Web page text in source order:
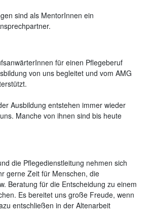
sind als MentorInnen ein
für einen Pflegeberuf
von uns begleitet und vom AMG
Ausbildung entstehen immer wieder
Manche von ihnen sind bis heute
die Pflegedienstleitung nehmen sich
gerne Zeit für Menschen, die
Beratung für die Entscheidung zu einem
Es bereitet uns große Freude, wenn
entschließen in der Altenarbeit